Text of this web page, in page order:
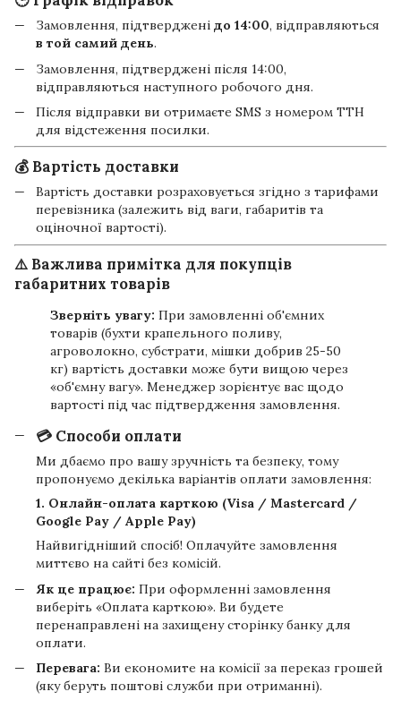
Замовлення, підтверджені до 14:00, відправляються
в той самий день.
Замовлення, підтверджені після 14:00,
відправляються наступного робочого дня.
Після відправки ви отримаєте SMS з номером ТТН
для відстеження посилки.
💰 Вартість доставки
Вартість доставки розраховується згідно з тарифами
перевізника (залежить від ваги, габаритів та
оціночної вартості).
⚠️ Важлива примітка для покупців
габаритних товарів
Зверніть увагу: При замовленні об'ємних
товарів (бухти крапельного поливу,
агроволокно, субстрати, мішки добрив 25-50
кг) вартість доставки може бути вищою через
«об'ємну вагу». Менеджер зорієнтує вас щодо
вартості під час підтвердження замовлення.
💳 Способи оплати
Ми дбаємо про вашу зручність та безпеку, тому
пропонуємо декілька варіантів оплати замовлення:
1. Онлайн-оплата карткою (Visa / Mastercard /
Google Pay / Apple Pay)
Найвигідніший спосіб! Оплачуйте замовлення
миттєво на сайті без комісій.
Як це працює: При оформленні замовлення
виберіть «Оплата карткою». Ви будете
перенаправлені на захищену сторінку банку для
оплати.
Перевага: Ви економите на комісії за переказ грошей
(яку беруть поштові служби при отриманні).